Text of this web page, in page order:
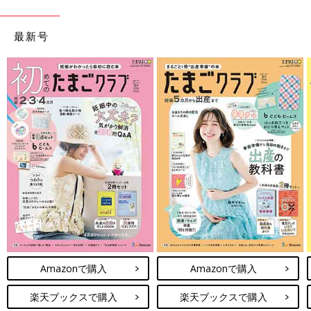
最新号
Amazonで購入
楽天ブックスで購入
Amazonで購入
楽天ブックスで購入